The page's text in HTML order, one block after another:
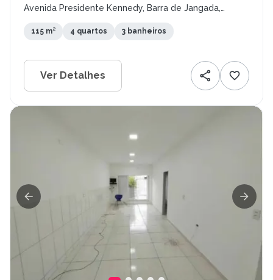
Avenida Presidente Kennedy, Barra de Jangada,
115 m² 4 quartos 3 banheiros
Ver Detalhes